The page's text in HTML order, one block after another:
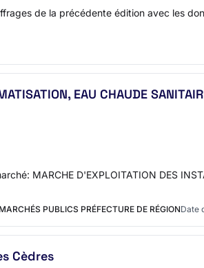
de la précédente édition avec les
EAU CHAUDE
MARCHE D'EXPLOITATION DES
PUBLICS PRÉFECTURE DE RÉGIONDate
Cèdres